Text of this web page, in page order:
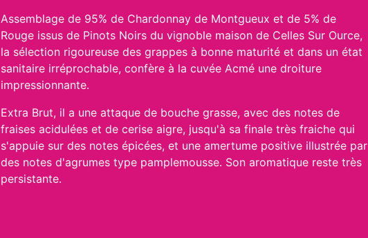
Assemblage de 95% de Chardonnay de Montgueux et de 5% de
Rouge issus de Pinots Noirs du vignoble maison de Celles Sur Ource,
la sélection rigoureuse des grappes à bonne maturité et dans un état
sanitaire irréprochable, confère à la cuvée Acmé une droiture
impressionnante.
Extra Brut, il a une attaque de bouche grasse, avec des notes de
fraises acidulées et de cerise aigre, jusqu'à sa finale très fraiche qui
s'appuie sur des notes épicées, et une amertume positive illustrée par
des notes d'agrumes type pamplemousse. Son aromatique reste très
persistante.